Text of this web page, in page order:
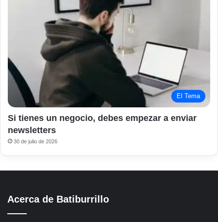
El Tema
Si tienes un negocio, debes empezar a enviar
newsletters
30 de julio de 2026
Acerca de Batiburrillo